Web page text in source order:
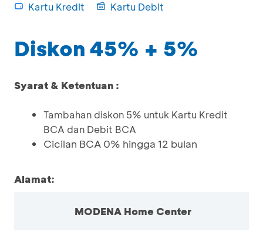
Kartu Kredit Kartu Debit
Diskon 45% + 5%
Syarat & Ketentuan :
Tambahan diskon 5% untuk Kartu Kredit
BCA dan Debit BCA
Cicilan BCA 0% hingga 12 bulan
Alamat:
MODENA Home Center